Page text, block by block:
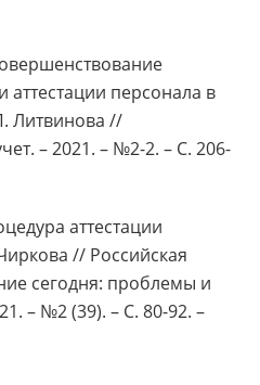
аттестации персонала в
Литвинова //
– 2021. – №2-2. – С. 206-
аттестации
// Российская
сегодня: проблемы и
– №2 (39). – С. 80-92. –